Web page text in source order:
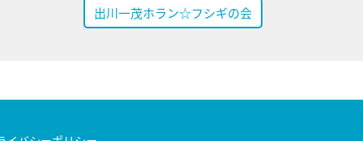
出川一茂ホラン☆フシギの会